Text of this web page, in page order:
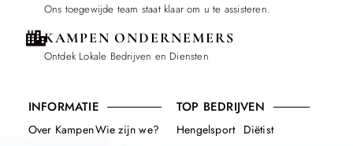
Ons toegewijde team staat klaar om u te assisteren.
KAMPEN ONDERNEMERS
Ontdek Lokale Bedrijven en Diensten
INFORMATIE
Over KampenWie zijn we?
TOP BEDRIJVEN
Hengelsport Diëtist